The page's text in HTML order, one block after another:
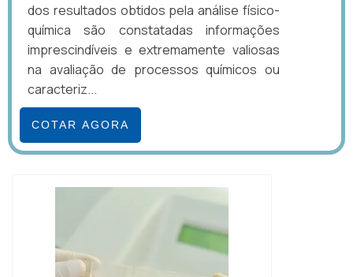
dos resultados obtidos pela análise físico-
química são constatadas informações
imprescindíveis e extremamente valiosas
na avaliação de processos químicos ou
caracteriz...
COTAR AGORA